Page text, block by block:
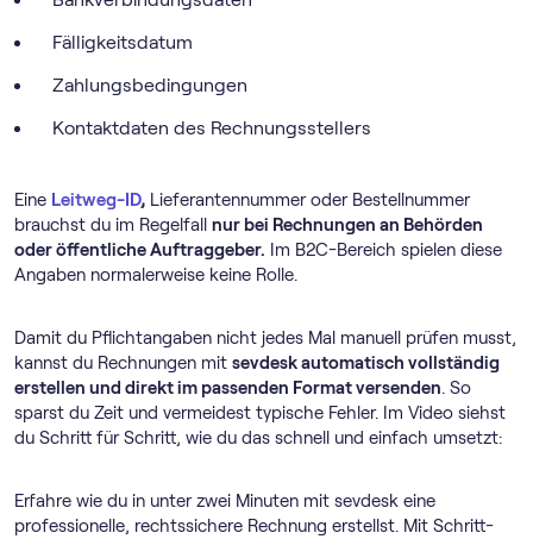
Fälligkeitsdatum
Zahlungsbedingungen
Kontaktdaten des Rechnungsstellers
Eine Leitweg-ID, Lieferantennummer oder Bestellnummer
brauchst du im Regelfall nur bei Rechnungen an Behörden
oder öffentliche Auftraggeber. Im B2C-Bereich spielen diese
Angaben normalerweise keine Rolle.
Damit du Pflichtangaben nicht jedes Mal manuell prüfen musst,
kannst du Rechnungen mit sevdesk automatisch vollständig
erstellen und direkt im passenden Format versenden. So
sparst du Zeit und vermeidest typische Fehler. Im Video siehst
du Schritt für Schritt, wie du das schnell und einfach umsetzt:
Erfahre wie du in unter zwei Minuten mit sevdesk eine
professionelle, rechtssichere Rechnung erstellst. Mit Schritt-